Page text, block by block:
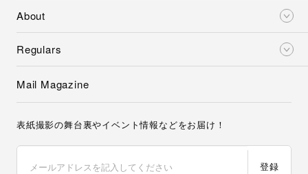
About
Regulars
Mail Magazine
表紙撮影の舞台裏やイベント情報などをお届け！
登録